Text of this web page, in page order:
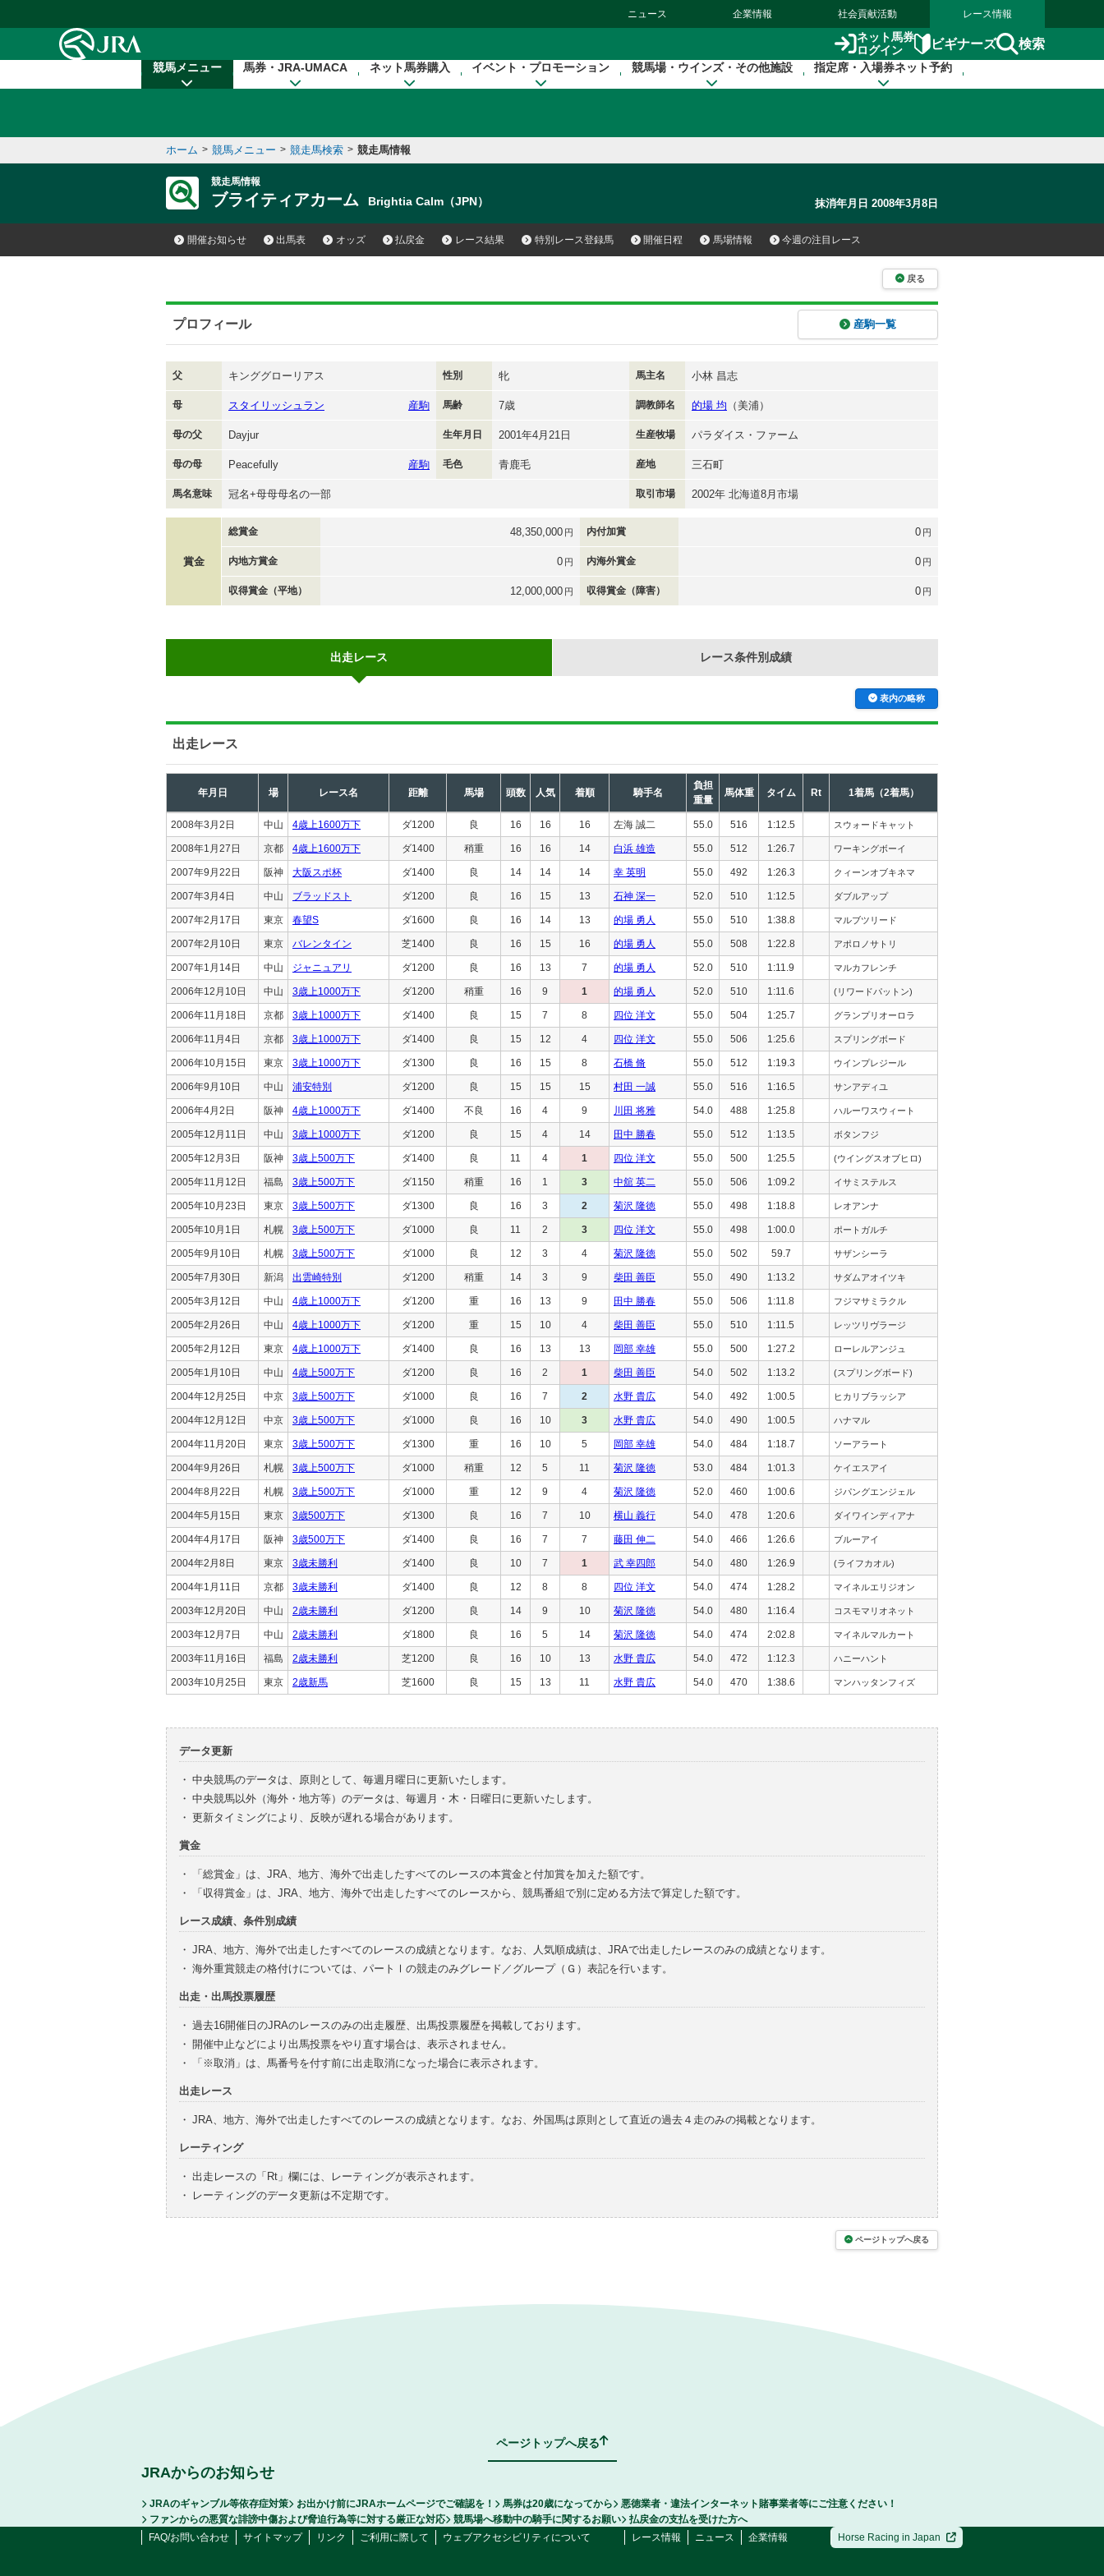
ニュース 企業情報 社会貢献活動 レース情報
ネット馬券
ログイン
ビギナーズ 検索
競馬メニュー 馬券・JRA-UMACA ネット馬券購入 イベント・プロモーション 競馬場・ウインズ・その他施設 指定席・入場券ネット予約
ホーム > 競馬メニュー > 競走馬検索 > 競走馬情報
競走馬情報
ブライティアカーム Brightia Calm（JPN） 抹消年月日 2008年3月8日
開催お知らせ 出馬表 オッズ 払戻金 レース結果 特別レース登録馬 開催日程 馬場情報 今週の注目レース
戻る
プロフィール 産駒一覧
父 キンググローリアス 性別 牝 馬主名 小林 昌志
母 スタイリッシュラン 産駒 馬齢 7歳 調教師名 的場 均 （美浦）
母の父 Dayjur 生年月日 2001年4月21日 生産牧場 パラダイス・ファーム
母の母 Peacefully 産駒 毛色 青鹿毛 産地 三石町
馬名意味 冠名+母母母名の一部 取引市場 2002年 北海道8月市場
賞金
総賞金 48,350,000 円 内付加賞 0 円
内地方賞金 0 円 内海外賞金 0 円
収得賞金（平地） 12,000,000 円 収得賞金（障害） 0 円
出走レース レース条件別成績
表内の略称
出走レース
年月日 場 レース名 距離 馬場 頭数 人気 着順 騎手名
負担
重量
馬体重 タイム Rt 1着馬（2着馬）
2008年3月2日 中山 4歳上1600万下 ダ1200 良 16 16 16 左海 誠二 55.0 516 1:12.5 スウォードキャット
2008年1月27日 京都 4歳上1600万下 ダ1400 稍重 16 16 14 白浜 雄造 55.0 512 1:26.7 ワーキングボーイ
2007年9月22日 阪神 大阪スポ杯 ダ1400 良 14 14 14 幸 英明 55.0 492 1:26.3 クィーンオブキネマ
2007年3月4日 中山 ブラッドスト ダ1200 良 16 15 13 石神 深一 52.0 510 1:12.5 ダブルアップ
2007年2月17日 東京 春望S ダ1600 良 16 14 13 的場 勇人 55.0 510 1:38.8 マルブツリード
2007年2月10日 東京 バレンタイン 芝1400 良 16 15 16 的場 勇人 55.0 508 1:22.8 アポロノサトリ
2007年1月14日 中山 ジャニュアリ ダ1200 良 16 13 7 的場 勇人 52.0 510 1:11.9 マルカフレンチ
2006年12月10日 中山 3歳上1000万下 ダ1200 稍重 16 9 1 的場 勇人 52.0 510 1:11.6 (リワードパットン)
2006年11月18日 京都 3歳上1000万下 ダ1400 良 15 7 8 四位 洋文 55.0 504 1:25.7 グランプリオーロラ
2006年11月4日 京都 3歳上1000万下 ダ1400 良 15 12 4 四位 洋文 55.0 506 1:25.6 スプリングボード
2006年10月15日 東京 3歳上1000万下 ダ1300 良 16 15 8 石橋 脩 55.0 512 1:19.3 ウインプレジール
2006年9月10日 中山 浦安特別 ダ1200 良 15 15 15 村田 一誠 55.0 516 1:16.5 サンアディユ
2006年4月2日 阪神 4歳上1000万下 ダ1400 不良 16 4 9 川田 将雅 54.0 488 1:25.8 ハルーワスウィート
2005年12月11日 中山 3歳上1000万下 ダ1200 良 15 4 14 田中 勝春 55.0 512 1:13.5 ボタンフジ
2005年12月3日 阪神 3歳上500万下 ダ1400 良 11 4 1 四位 洋文 55.0 500 1:25.5 (ウイングスオブヒロ)
2005年11月12日 福島 3歳上500万下 ダ1150 稍重 16 1 3 中舘 英二 55.0 506 1:09.2 イサミステルス
2005年10月23日 東京 3歳上500万下 ダ1300 良 16 3 2 菊沢 隆徳 55.0 498 1:18.8 レオアンナ
2005年10月1日 札幌 3歳上500万下 ダ1000 良 11 2 3 四位 洋文 55.0 498 1:00.0 ポートガルチ
2005年9月10日 札幌 3歳上500万下 ダ1000 良 12 3 4 菊沢 隆徳 55.0 502 59.7 サザンシーラ
2005年7月30日 新潟 出雲崎特別 ダ1200 稍重 14 3 9 柴田 善臣 55.0 490 1:13.2 サダムアオイツキ
2005年3月12日 中山 4歳上1000万下 ダ1200 重 16 13 9 田中 勝春 55.0 506 1:11.8 フジマサミラクル
2005年2月26日 中山 4歳上1000万下 ダ1200 重 15 10 4 柴田 善臣 55.0 510 1:11.5 レッツリヴラージ
2005年2月12日 東京 4歳上1000万下 ダ1400 良 16 13 13 岡部 幸雄 55.0 500 1:27.2 ローレルアンジュ
2005年1月10日 中山 4歳上500万下 ダ1200 良 16 2 1 柴田 善臣 54.0 502 1:13.2 (スプリングボード)
2004年12月25日 中京 3歳上500万下 ダ1000 良 16 7 2 水野 貴広 54.0 492 1:00.5 ヒカリブラッシア
2004年12月12日 中京 3歳上500万下 ダ1000 良 16 10 3 水野 貴広 54.0 490 1:00.5 ハナマル
2004年11月20日 東京 3歳上500万下 ダ1300 重 16 10 5 岡部 幸雄 54.0 484 1:18.7 ソーアラート
2004年9月26日 札幌 3歳上500万下 ダ1000 稍重 12 5 11 菊沢 隆徳 53.0 484 1:01.3 ケイエスアイ
2004年8月22日 札幌 3歳上500万下 ダ1000 重 12 9 4 菊沢 隆徳 52.0 460 1:00.6 ジパングエンジェル
2004年5月15日 東京 3歳500万下 ダ1300 良 16 7 10 横山 義行 54.0 478 1:20.6 ダイワインディアナ
2004年4月17日 阪神 3歳500万下 ダ1400 良 16 7 7 藤田 伸二 54.0 466 1:26.6 ブルーアイ
2004年2月8日 東京 3歳未勝利 ダ1400 良 10 7 1 武 幸四郎 54.0 480 1:26.9 (ライフカオル)
2004年1月11日 京都 3歳未勝利 ダ1400 良 12 8 8 四位 洋文 54.0 474 1:28.2 マイネルエリジオン
2003年12月20日 中山 2歳未勝利 ダ1200 良 14 9 10 菊沢 隆徳 54.0 480 1:16.4 コスモマリオネット
2003年12月7日 中山 2歳未勝利 ダ1800 良 16 5 14 菊沢 隆徳 54.0 474 2:02.8 マイネルマルカート
2003年11月16日 福島 2歳未勝利 芝1200 良 16 10 13 水野 貴広 54.0 472 1:12.3 ハニーハント
2003年10月25日 東京 2歳新馬 芝1600 良 15 13 11 水野 貴広 54.0 470 1:38.6 マンハッタンフィズ
データ更新
・ 中央競馬のデータは、原則として、毎週月曜日に更新いたします。
・ 中央競馬以外（海外・地方等）のデータは、毎週月・木・日曜日に更新いたします。
・ 更新タイミングにより、反映が遅れる場合があります。
賞金
・
「総賞金」は、JRA、地方、海外で出走したすべてのレースの本賞金と付加賞を加えた額です。
・
「収得賞金」は、JRA、地方、海外で出走したすべてのレースから、競馬番組で別に定める方法で算定した額です。
レース成績、条件別成績
・ JRA、地方、海外で出走したすべてのレースの成績となります。なお、人気順成績は、JRAで出走したレースのみの成績となります。
・ 海外重賞競走の格付けについては、パートⅠの競走のみグレード／グループ（Ｇ）表記を行います。
出走・出馬投票履歴
・ 過去16開催日のJRAのレースのみの出走履歴、出馬投票履歴を掲載しております。
・ 開催中止などにより出馬投票をやり直す場合は、表示されません。
・
「※取消」は、馬番号を付す前に出走取消になった場合に表示されます。
出走レース
・ JRA、地方、海外で出走したすべてのレースの成績となります。なお、外国馬は原則として直近の過去４走のみの掲載となります。
レーティング
・ 出走レースの「Rt」欄には、レーティングが表示されます。
・
レーティングのデータ更新は不定期です。
ページトップへ戻る
ページトップへ戻る
JRAからのお知らせ
JRAのギャンブル等依存症対策 お出かけ前にJRAホームページでご確認を！ 馬券は20歳になってから
悪徳業者・違法インターネット賭事業者等にご注意ください！
ファンからの悪質な誹謗中傷および脅迫行為等に対する厳正な対応
競馬場へ移動中の騎手に関するお願い
払戻金の支払を受けた方へ
FAQ/お問い合わせ
サイトマップ リンク ご利用に際して ウェブアクセシビリティについて レース情報 ニュース 企業情報 Horse Racing in Japan